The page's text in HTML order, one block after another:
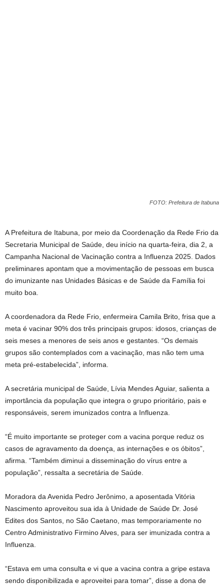
FOTO: Prefeitura de Itabuna
A Prefeitura de Itabuna, por meio da Coordenação da Rede Frio da
Secretaria Municipal de Saúde, deu início na quarta-feira, dia 2, a
Campanha Nacional de Vacinação contra a Influenza 2025. Dados
preliminares apontam que a movimentação de pessoas em busca
do imunizante nas Unidades Básicas e de Saúde da Família foi
muito boa.
A coordenadora da Rede Frio, enfermeira Camila Brito, frisa que a
meta é vacinar 90% dos três principais grupos: idosos, crianças de
seis meses a menores de seis anos e gestantes. “Os demais
grupos são contemplados com a vacinação, mas não tem uma
meta pré-estabelecida”, informa.
A secretária municipal de Saúde, Lívia Mendes Aguiar, salienta a
importância da população que integra o grupo prioritário, pais e
responsáveis, serem imunizados contra a Influenza.
“É muito importante se proteger com a vacina porque reduz os
casos de agravamento da doença, as internações e os óbitos”,
afirma. “Também diminui a disseminação do vírus entre a
população”, ressalta a secretária de Saúde.
Moradora da Avenida Pedro Jerônimo, a aposentada Vitória
Nascimento aproveitou sua ida à Unidade de Saúde Dr. José
Edites dos Santos, no São Caetano, mas temporariamente no
Centro Administrativo Firmino Alves, para ser imunizada contra a
Influenza.
“Estava em uma consulta e vi que a vacina contra a gripe estava
sendo disponibilizada e aproveitei para tomar”, disse a dona de